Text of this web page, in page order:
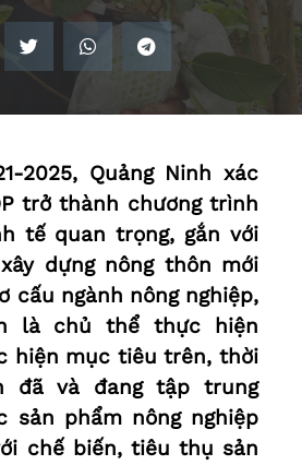
2025, Quảng Ninh xác
trở thành chương trình
tế quan trọng, gắn với
dựng nông thôn mới
cấu ngành nông nghiệp,
là chủ thể thực hiện
hiện mục tiêu trên, thời
đã và đang tập trung
sản phẩm nông nghiệp
chế biến, tiêu thụ sản